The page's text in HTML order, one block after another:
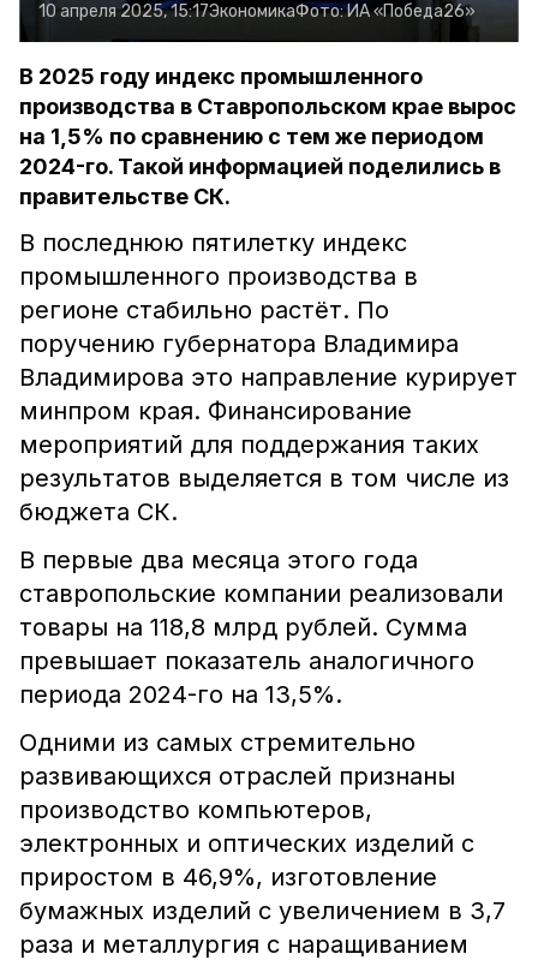
10 апреля 2025, 15:17ЭкономикаФото:ИА «Победа26»
В 2025 году индекс промышленного
производства в Ставропольском крае вырос
на 1,5% по сравнению с тем же периодом
2024-го. Такой информацией поделились в
правительстве СК.
В последнюю пятилетку индекс
промышленного производства в
регионе стабильно растёт. По
поручению губернатора Владимира
Владимирова это направление курирует
минпром края. Финансирование
мероприятий для поддержания таких
результатов выделяется в том числе из
бюджета СК.
В первые два месяца этого года
ставропольские компании реализовали
товары на 118,8 млрд рублей. Сумма
превышает показатель аналогичного
периода 2024-го на 13,5%.
Одними из самых стремительно
развивающихся отраслей признаны
производство компьютеров,
электронных и оптических изделий с
приростом в 46,9%, изготовление
бумажных изделий с увеличением в 3,7
раза и металлургия с наращиванием